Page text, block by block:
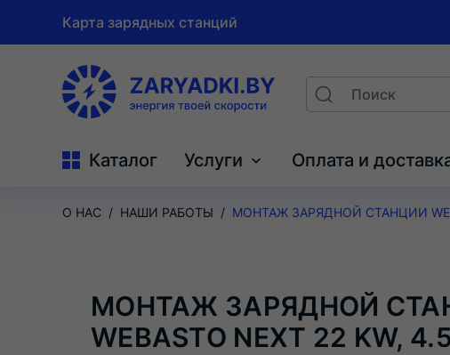
Карта зарядных станций
На
главную
ПоискSearch
Каталог Услуги Оплата и
О НАС НАШИ РАБОТЫ МОНТАЖ ЗАРЯДНОЙ СТАНЦИИ
МОНТАЖ ЗАРЯДНОЙ
WEBASTO NEXT 22 KW,